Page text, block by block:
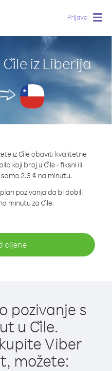
Prijava
iz Liberija
iz Čile obaviti kvalitetne
koji broj u Čile - fiksni ili
2.3 ¢ na minutu.
pozivanja da bi dobili
minutu za Čile.
cijene
pozivanje s
u Čile.
Viber
možete: